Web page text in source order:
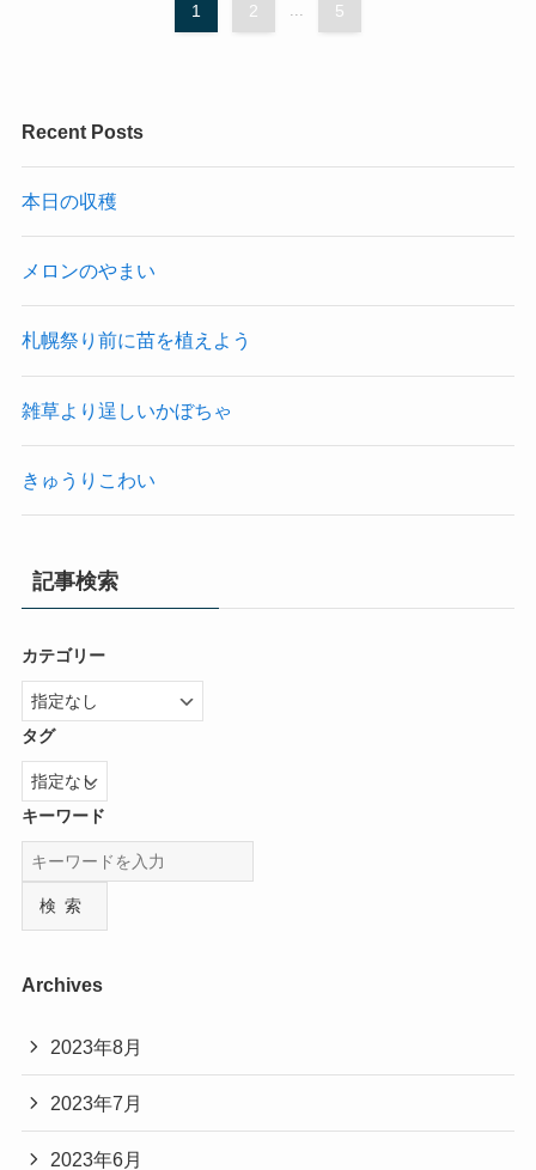
1 2 ... 5
Recent Posts
本日の収穫
メロンのやまい
札幌祭り前に苗を植えよう
雑草より逞しいかぼちゃ
きゅうりこわい
記事検索
カテゴリー
タグ
キーワード
検索
Archives
2023年8月
2023年7月
2023年6月